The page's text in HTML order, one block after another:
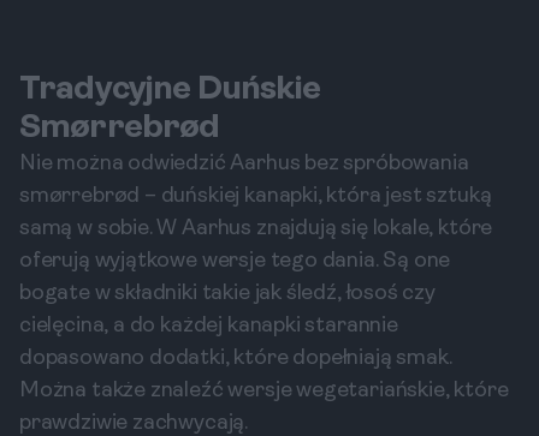
Tradycyjne Duńskie
Smørrebrød
Nie można odwiedzić Aarhus bez spróbowania
smørrebrød – duńskiej kanapki, która jest sztuką
samą w sobie. W Aarhus znajdują się lokale, które
oferują wyjątkowe wersje tego dania. Są one
bogate w składniki takie jak śledź, łosoś czy
cielęcina, a do każdej kanapki starannie
dopasowano dodatki, które dopełniają smak.
Można także znaleźć wersje wegetariańskie, które
prawdziwie zachwycają.